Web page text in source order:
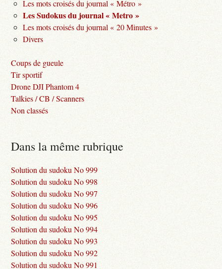
Les mots croisés du journal « Métro »
Les Sudokus du journal « Metro »
Les mots croisés du journal « 20 Minutes »
Divers
Coups de gueule
Tir sportif
Drone DJI Phantom 4
Talkies / CB / Scanners
Non classés
Dans la même rubrique
Solution du sudoku No 999
Solution du sudoku No 998
Solution du sudoku No 997
Solution du sudoku No 996
Solution du sudoku No 995
Solution du sudoku No 994
Solution du sudoku No 993
Solution du sudoku No 992
Solution du sudoku No 991